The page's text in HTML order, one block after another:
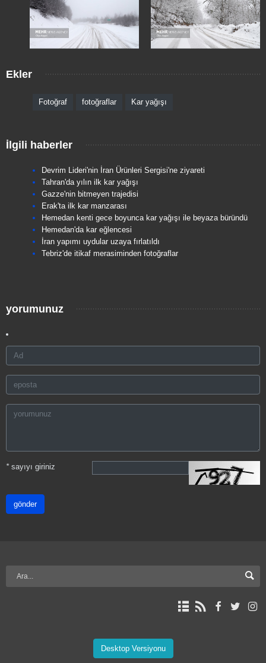
Ekler
Fotoğraf fotoğraflar Kar yağışı
İlgili haberler
Devrim Lideri'nin İran Ürünleri Sergisi'ne ziyareti
Tahran'da yılın ilk kar yağışı
Gazze'nin bitmeyen trajedisi
Erak'ta ilk kar manzarası
Hemedan kenti gece boyunca kar yağışı ile beyaza büründü
Hemedan'da kar eğlencesi
İran yapımı uydular uzaya fırlatıldı
Tebriz'de itikaf merasiminden fotoğraflar
yorumunuz
*sayıyı giriniz
gönder
Desktop Versiyonu